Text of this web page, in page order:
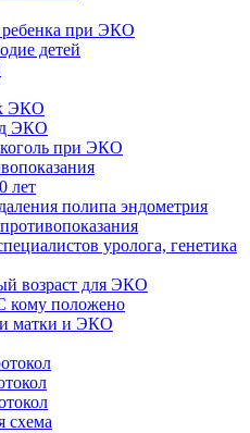
при ЭКО
детей
ЭКО
ЭКО
при ЭКО
лет
полипа эндометрия
уролога, генетика
возраст для ЭКО
положено
матки и ЭКО
схема